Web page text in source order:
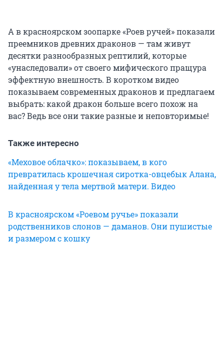
А в красноярском зоопарке «Роев ручей» показали
преемников древних драконов — там живут
десятки разнообразных рептилий, которые
«унаследовали» от своего мифического пращура
эффектную внешность. В коротком видео
показываем современных драконов и предлагаем
выбрать: какой дракон больше всего похож на
вас? Ведь все они такие разные и неповторимые!
Также интересно
«Меховое облачко»: показываем, в кого
превратилась крошечная сиротка-овцебык Алана,
найденная у тела мертвой матери. Видео
В красноярском «Роевом ручье» показали
родственников слонов — даманов. Они пушистые
и размером с кошку